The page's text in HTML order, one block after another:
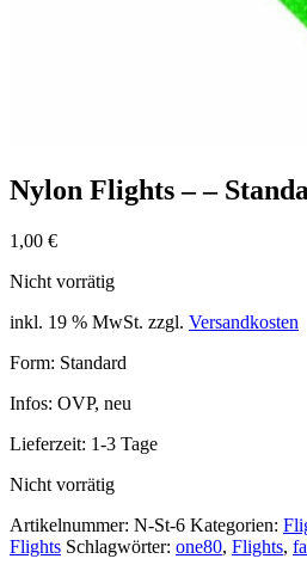
Nylon Flights – –
1,00 €
Nicht vorrätig
inkl. 19 % MwSt. zzgl. Versandkosten
Form: Standard
Infos: OVP, neu
Lieferzeit: 1-3 Tage
Nicht vorrätig
Artikelnummer: N-St-6 Kategorien:
Flights Schlagwörter: one80, Flights,